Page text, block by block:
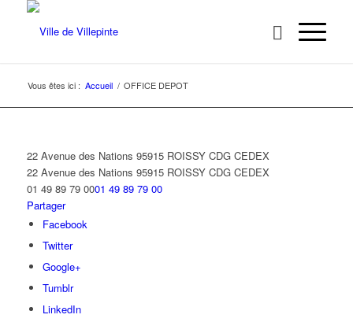
Vous êtes ici : Accueil / OFFICE DEPOT
22 Avenue des Nations 95915 ROISSY CDG CEDEX
22 Avenue des Nations 95915 ROISSY CDG CEDEX
01 49 89 79 0001 49 89 79 00
Partager
Facebook
Twitter
Google+
Tumblr
LinkedIn